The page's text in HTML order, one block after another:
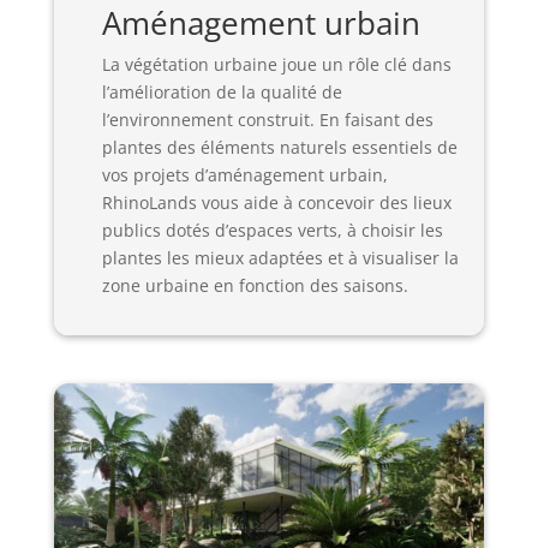
Aménagement urbain
La végétation urbaine joue un rôle clé dans
l’amélioration de la qualité de
l’environnement construit. En faisant des
plantes des éléments naturels essentiels de
vos projets d’aménagement urbain,
RhinoLands vous aide à concevoir des lieux
publics dotés d’espaces verts, à choisir les
plantes les mieux adaptées et à visualiser la
zone urbaine en fonction des saisons.